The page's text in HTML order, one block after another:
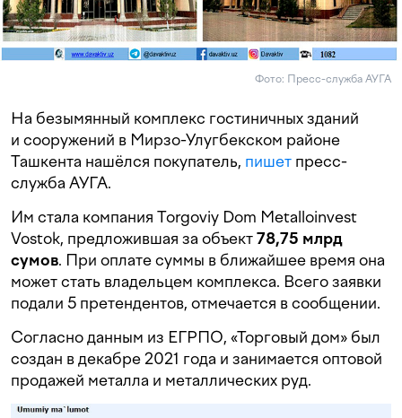
Фото: Пресс-служба АУГА
На безымянный комплекс гостиничных зданий
и сооружений в Мирзо-Улугбекском районе
Ташкента нашёлся покупатель, пишет пресс-
служба АУГА.
Им стала компания Torgoviy Dom Metalloinvest
Vostok, предложившая за объект78,75 млрд
сумов. При оплате суммы в ближайшее время она
может стать владельцем комплекса. Всего заявки
подали 5 претендентов, отмечается в сообщении.
Согласно данным из ЕГРПО, «Торговый дом» был
создан в декабре 2021 года и занимается оптовой
продажей металла и металлических руд.